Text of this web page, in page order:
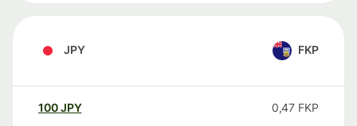
JPY FKP
100JPY 0,47 FKP